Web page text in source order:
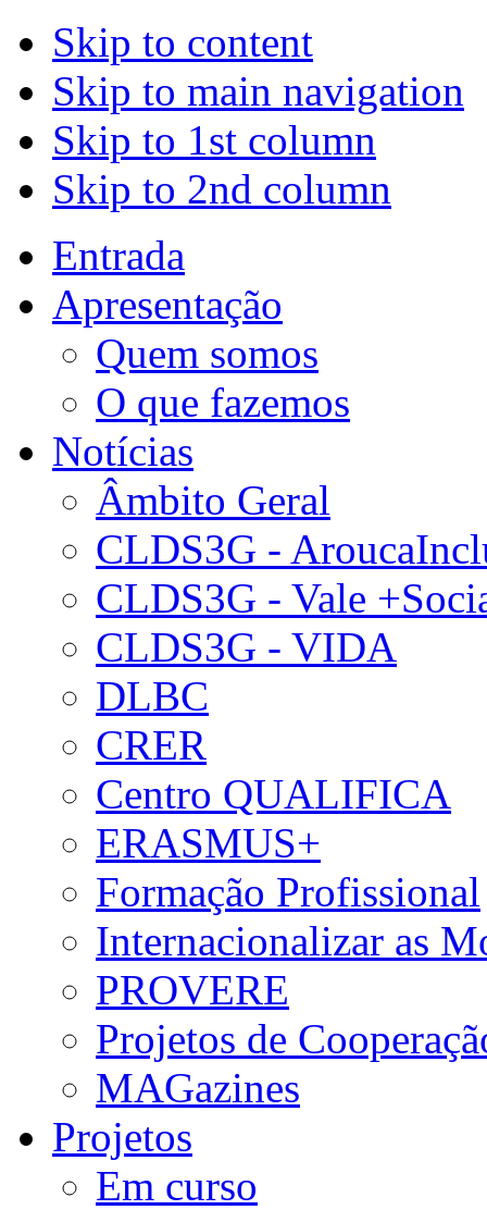
Skip to content
Skip to main navigation
Skip to 1st column
Skip to 2nd column
Entrada
Apresentação
Quem somos
O que fazemos
Notícias
Âmbito Geral
CLDS3G -
CLDS3G - Vale
CLDS3G - VIDA
DLBC
CRER
Centro QUALIFICA
ERASMUS+
Formação Profissional
Internacionalizar as
PROVERE
Projetos de
MAGazines
Projetos
Em curso